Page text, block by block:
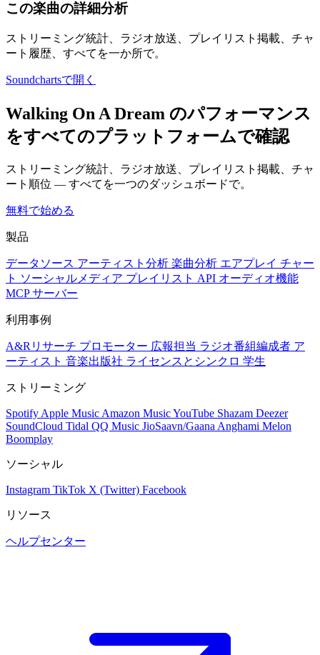
この楽曲の詳細分析
ストリーミング統計、ラジオ放送、プレイリスト掲載、チャ
ート履歴、すべてを一か所で。
Soundchartsで開く
Walking On A Dream のパフォーマンス
をすべてのプラットフォームで確認
ストリーミング統計、ラジオ放送、プレイリスト掲載、チャ
ート順位 — すべてを一つのダッシュボードで。
無料で始める
製品
データソース アーティスト分析 楽曲分析 エアプレイ チャー
ト ソーシャルメディア プレイリスト API オーディオ機能
MCP サーバー
利用事例
A&Rリサーチ プロモーター 広報担当 ラジオ番組編成者 ア
ーティスト 音楽出版社 ライセンスとシンクロ 学生
ストリーミング
Spotify Apple Music Amazon MusicYouTube Shazam Deezer
SoundCloud Tidal QQ Music JioSaavn/Gaana Anghami Melon
Boomplay
ソーシャル
Instagram TikTok X (Twitter) Facebook
リソース
ヘルプセンター